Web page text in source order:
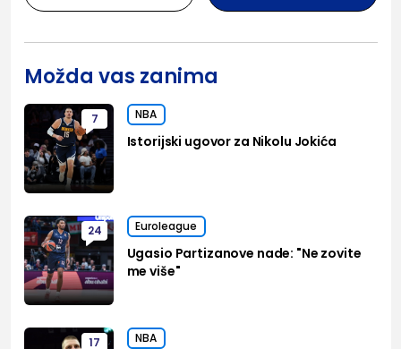
Možda vas zanima
7 NBA
Istorijski ugovor za Nikolu Jokića
24 Euroleague
Ugasio Partizanove nade: "Ne zovite
me više"
17 NBA